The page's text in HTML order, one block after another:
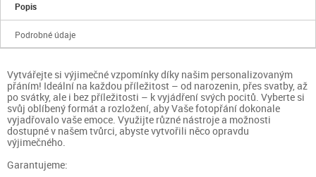
Popis
Podrobné údaje
Vytvářejte si výjimečné vzpomínky díky našim personalizovaným
přáním! Ideální na každou příležitost – od narozenin, přes svatby, až
po svátky, ale i bez příležitosti – k vyjádření svých pocitů. Vyberte si
svůj oblíbený formát a rozložení, aby Vaše fotopřání dokonale
vyjadřovalo vaše emoce. Využijte různé nástroje a možnosti
dostupné v našem tvůrci, abyste vytvořili něco opravdu
výjimečného.
Garantujeme: